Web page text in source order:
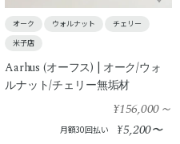
オーク ウォルナット
チェリー
米子店
Aarhus (オーフス) | オーク/ウォ
ルナット/チェリー無垢材
¥156,000～
月額30回払い ¥5,200〜